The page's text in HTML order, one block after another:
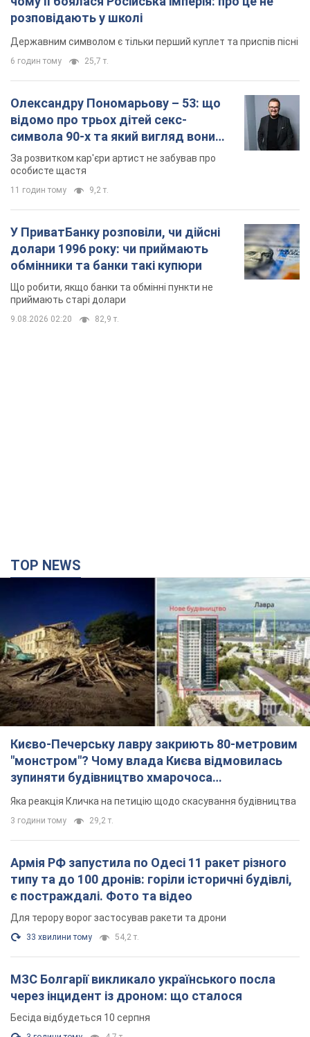
11 годин тому
У ПриватБанку розповіли, чи дійсні
долари 1996 року: чи приймають
обмінники та банки такі купюри
Що робити, якщо банки та обмінні пункти не
приймають старі долари
9.08.2026 02:20 82,9 т.
Києво-Печерську лавру закриють 80-метровим
"монстром"? Чому влада Києва відмовилась
зупиняти будівництво хмарочоса
"московського вірянина"
Яка реакція Кличка на петицію щодо скасування будівництва
3 години тому 29,2 т.
Армія РФ запустила по Одесі 11 ракет різного
типу та до 100 дронів: горіли історичні будівлі,
є постраждалі. Фото та відео
Для терору ворог застосував ракети та дрони
33 хвилини тому 54,2 т.
МЗС Болгарії викликало українського посла
через інцидент із дроном: що сталося
3 години тому